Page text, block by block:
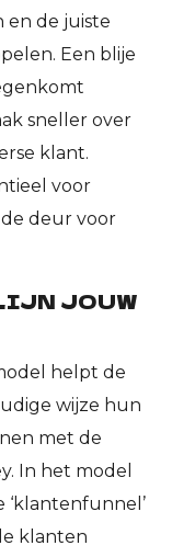
en de juiste
Een blije
sneller over
klant.
voor
deur voor
JOUW
helpt de
wijze hun
met de
In het model
‘klantenfunnel’
klanten